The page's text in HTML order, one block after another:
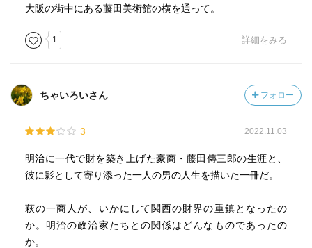
大阪の街中にある藤田美術館の横を通って。
1 詳細をみる
ちゃいろいさん フォロー
3 2022.11.03
明治に一代で財を築き上げた豪商・藤田傳三郎の生涯と、
彼に影として寄り添った一人の男の人生を描いた一冊だ。
萩の一商人が、いかにして関西の財界の重鎮となったの
か。明治の政治家たちとの関係はどんなものであったの
か。